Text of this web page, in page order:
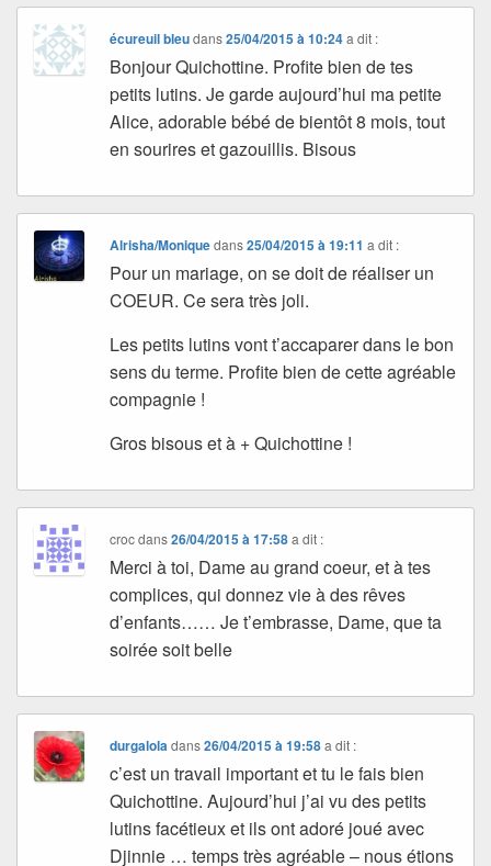
écureuil bleudans25/04/2015 à 10:24 a dit :
Bonjour Quichottine. Profite bien de tes
petits lutins. Je garde aujourd’hui ma petite
Alice, adorable bébé de bientôt 8 mois, tout
en sourires et gazouillis. Bisous
Alrisha/Moniquedans25/04/2015 à 19:11 a dit :
Pour un mariage, on se doit de réaliser un
COEUR. Ce sera très joli.
Les petits lutins vont t’accaparer dans le bon
sens du terme. Profite bien de cette agréable
compagnie !
Gros bisous et à + Quichottine !
crocdans26/04/2015 à 17:58 a dit :
Merci à toi, Dame au grand coeur, et à tes
complices, qui donnez vie à des rêves
d’enfants…… Je t’embrasse, Dame, que ta
soirée soit belle
durgaloladans26/04/2015 à 19:58 a dit :
c’est un travail important et tu le fais bien
Quichottine. Aujourd’hui j’ai vu des petits
lutins facétieux et ils ont adoré joué avec
Djinnie … temps très agréable – nous étions